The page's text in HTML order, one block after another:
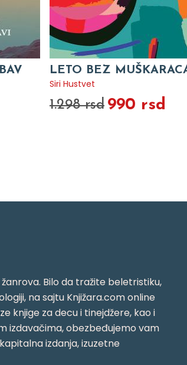
LETO BEZ
Siri Hustvet
1.298 rsd 990 rsd
Bilo da tražite beletristiku,
na sajtu Knjižara.com online
knjige za decu i tinejdžere, kao i
izdavačima, obezbeđujemo vam
izdanja, izuzetne